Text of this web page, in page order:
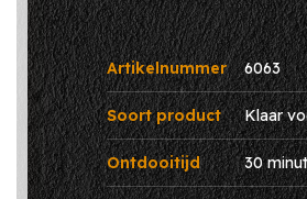
Recepten
Artikelnummer 6063
Soort product Klaar
Ontdooitijd 30